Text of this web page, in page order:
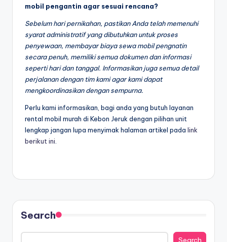
mobil pengantin agar sesuai rencana?
Sebelum hari pernikahan, pastikan Anda telah memenuhi
syarat administratif yang dibutuhkan untuk proses
penyewaan, membayar biaya sewa mobil pengnatin
secara penuh, memiliki semua dokumen dan informasi
seperti hari dan tanggal. Informasikan juga semua detail
perjalanan dengan tim kami agar kami dapat
mengkoordinasikan dengan sempurna.
Perlu kami informasikan, bagi anda yang butuh layanan
rental mobil murah di Kebon Jeruk dengan pilihan unit
lengkap jangan lupa menyimak halaman artikel pada link
berikut ini
Search
Search